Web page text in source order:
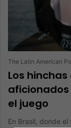
The Latin American
Los
el juego
En Brasil, donde